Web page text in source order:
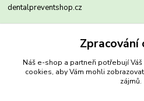
dentalpreventshop.cz
+420721639204
(Po-Pá, 8-16 hod.)
Zpracování
Náš e-shop a partneři potřebují Váš
cookies, aby Vám mohli
zájmů.